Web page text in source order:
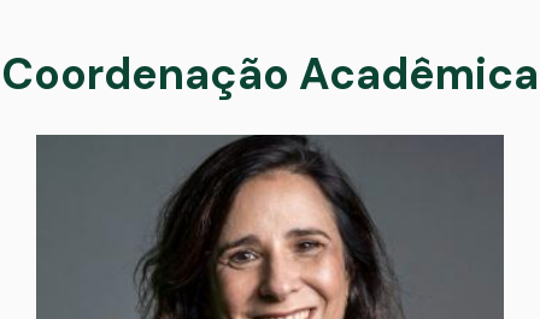
Coordenação Acadêmica